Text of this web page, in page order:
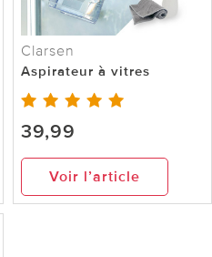
Clarsen
Aspirateur à vitres
39,99
Voir l’article